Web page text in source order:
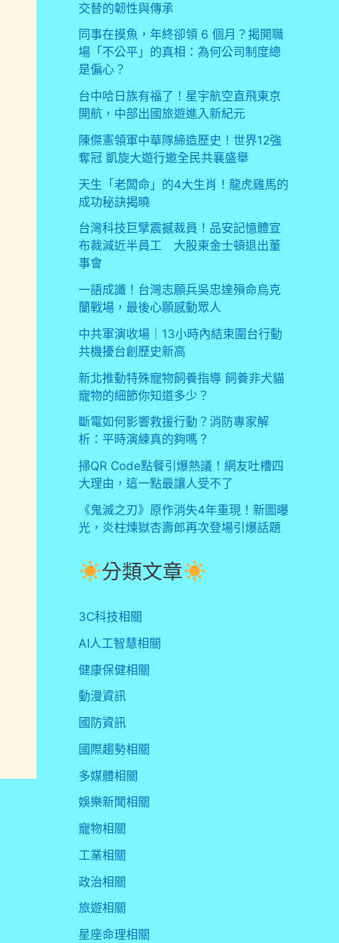
交替的韌性與傳承
同事在摸魚，年終卻領 6 個月？揭開職
場「不公平」的真相：為何公司制度總
是偏心？
台中哈日族有福了！星宇航空直飛東京
開航，中部出國旅遊進入新紀元
陳傑憲領軍中華隊締造歷史！世界12強
奪冠 凱旋大遊行邀全民共襄盛舉
天生「老闆命」的4大生肖！龍虎雞馬的
成功秘訣揭曉
台灣科技巨擘震撼裁員！品安記憶體宣
布裁減近半員工 大股東金士頓退出董
事會
一語成讖！台灣志願兵吳忠達殞命烏克
蘭戰場，最後心願感動眾人
中共軍演收場｜13小時內結束圍台行動
共機擾台創歷史新高
新北推動特殊寵物飼養指導 飼養非犬貓
寵物的細節你知道多少？
斷電如何影響救援行動？消防專家解
析：平時演練真的夠嗎？
掃QR Code點餐引爆熱議！網友吐槽四
大理由，這一點最讓人受不了
《鬼滅之刃》原作消失4年重現！新圖曝
光，炎柱煉獄杏壽郎再次登場引爆話題
分類文章
3C科技相關
AI人工智慧相關
健康保健相關
動漫資訊
國防資訊
國際趨勢相關
多媒體相關
娛樂新聞相關
寵物相關
工業相關
政治相關
旅遊相關
星座命理相關